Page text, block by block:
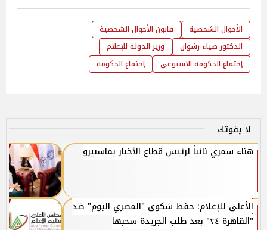
الأحوال الشخصية
قانون الأحوال الشخصية
الدكتور ضياء رشوان
وزير الدولة للإعلام
إجتماع الحكومة الاسبوعي
إجتماع الحكومة
لا يفوتك
هناء سمري نائباً لرئيس قطاع الأخبار بماسبيرو
الأعلى للإعلام: حفظ شكوى "المصري اليوم" ضد
"القاهرة ٢٤" بعد طلب الجريدة سحبها